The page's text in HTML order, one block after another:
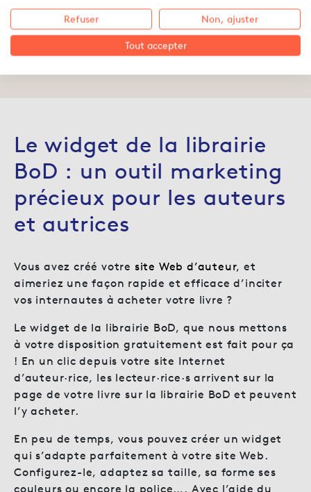
23.09.2023 ·Noémie Machner
Le widget de la librairie
BoD : un outil marketing
précieux pour les auteurs
et autrices
Vous avez créé votre site Web d’auteur, et
aimeriez une façon rapide et efficace d’inciter
vos internautes à acheter votre livre ?
Le widget de la librairie BoD, que nous mettons
à votre disposition gratuitement est fait pour ça
! En un clic depuis votre site Internet
d’auteur·rice, les lecteur·rice·s arrivent sur la
page de votre livre sur la librairie BoD et peuvent
l’y acheter.
En peu de temps, vous pouvez créer un widget
qui s’adapte parfaitement à votre site Web.
Configurez-le, adaptez sa taille, sa forme ses
couleurs ou encore la police…. Avec l’aide du
Refuser Non, ajuster
Tout accepter